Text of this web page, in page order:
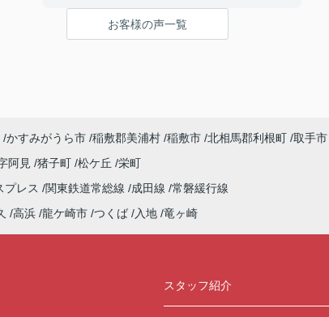
A.とても良い
Ｑ3.物件の決め手となったポイントは？
A.広さ、築年数、設備、交通
お客様の声一覧
かすみがうら市 稲敷郡美浦村 稲敷市 北相馬郡利根町 取手市
阿見 猪子町 松ケ丘 栄町
プレス 関東鉄道常総線 成田線 常磐緩行線
高浜 龍ケ崎市 つくば 入地 竜ヶ崎
スタッフ紹介